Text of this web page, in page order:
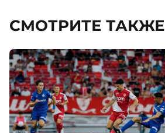
СМОТРИТЕ ТАКЖЕ